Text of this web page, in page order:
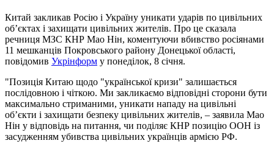
Китай закликав Росію і Україну уникати ударів по цивільних
об’єктах і захищати цивільних жителів. Про це сказала
речниця МЗС КНР Мао Нін, коментуючи вбивство росіянами
11 мешканців Покровського району Донецької області,
повідомив Укрінформ у понеділок, 8 січня.
"Позиція Китаю щодо "української кризи" залишається
послідовною і чіткою. Ми закликаємо відповідні сторони бути
максимально стриманими, уникати нападу на цивільні
об’єкти і захищати безпеку цивільних жителів, – заявила Мао
Нін у відповідь на питання, чи поділяє КНР позицію ООН із
засудженням убивства цивільних українців армією РФ.